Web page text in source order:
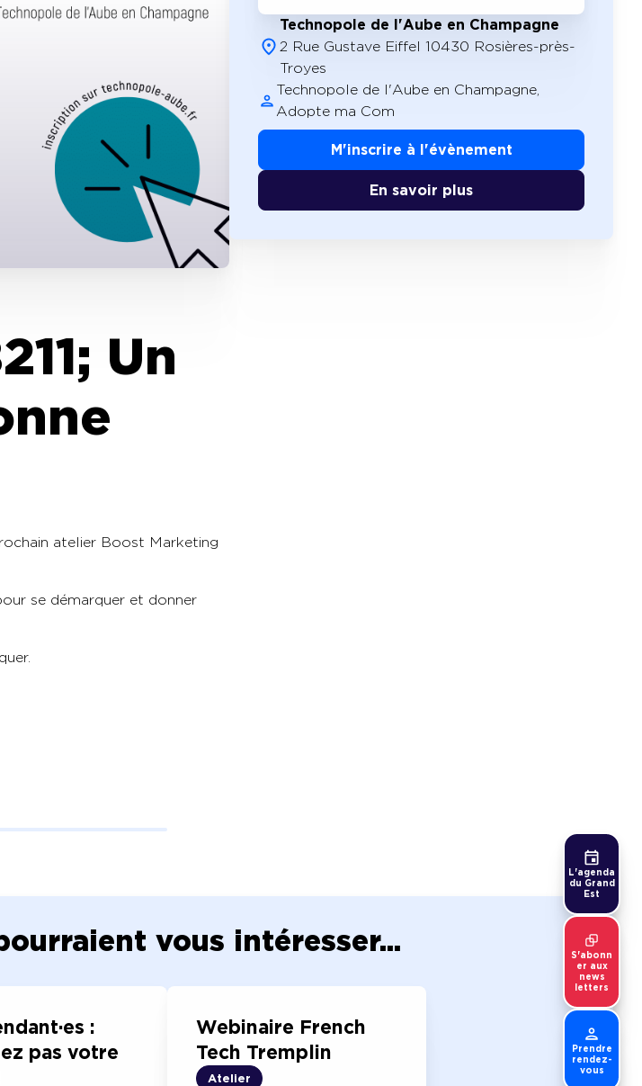
Un
atelier Boost Marketing
se démarquer et donner
Technopole de l'Aube en Champagne
2 Rue Gustave Eiffel 10430 Rosières-près-
Troyes
Technopole de l'Aube en Champagne,
Adopte ma Com
M'inscrire à l'évènement
En savoir plus
vous intéresser...
:
pas votre
Webinaire French
Tech Tremplin
Atelier
L'agenda
du Grand
Est
S'abonn
er aux
news
letters
Prendre
rendez-
vous